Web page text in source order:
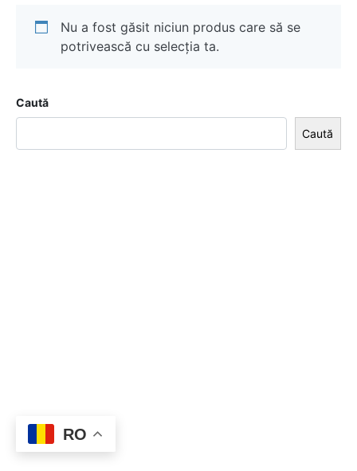
Nu a fost găsit niciun produs care să se
potrivească cu selecția ta.
Caută
Caută
RO